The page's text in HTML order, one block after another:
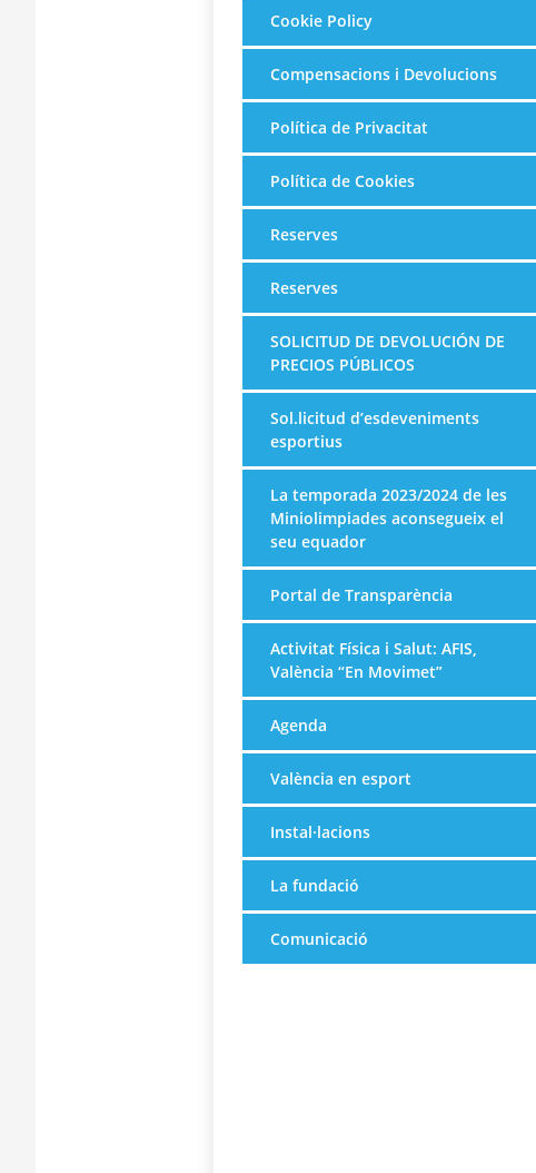
Cookie Policy
Compensacions i Devolucions
Política de Privacitat
Política de Cookies
Reserves
Reserves
SOLICITUD DE DEVOLUCIÓN DE
PRECIOS PÚBLICOS
Sol.licitud d’esdeveniments
esportius
La temporada 2023/2024 de les
Miniolimpiades aconsegueix el
seu equador
Portal de Transparència
Activitat Física i Salut: AFIS,
València “En Movimet”
Agenda
València en esport
Instal·lacions
La fundació
Comunicació